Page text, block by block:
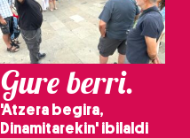
Gure berri.
'Atzera begira,
Dinamitarekin' ibilaldi